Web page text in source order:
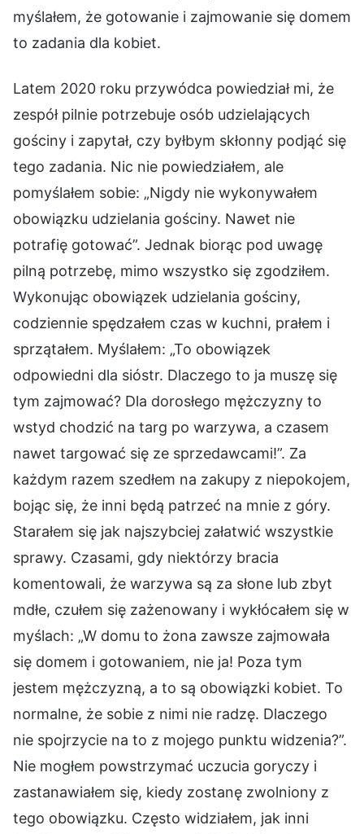
myślałem, że gotowanie i zajmowanie się domem
to zadania dla kobiet.
Latem 2020 roku przywódca powiedział mi, że
zespół pilnie potrzebuje osób udzielających
gościny i zapytał, czy byłbym skłonny podjąć się
tego zadania. Nic nie powiedziałem, ale
pomyślałem sobie: „Nigdy nie wykonywałem
obowiązku udzielania gościny. Nawet nie
potrafię gotować”. Jednak biorąc pod uwagę
pilną potrzebę, mimo wszystko się zgodziłem.
Wykonując obowiązek udzielania gościny,
codziennie spędzałem czas w kuchni, prałem i
sprzątałem. Myślałem: „To obowiązek
odpowiedni dla sióstr. Dlaczego to ja muszę się
tym zajmować? Dla dorosłego mężczyzny to
wstyd chodzić na targ po warzywa, a czasem
nawet targować się ze sprzedawcami!”. Za
każdym razem szedłem na zakupy z niepokojem,
bojąc się, że inni będą patrzeć na mnie z góry.
Starałem się jak najszybciej załatwić wszystkie
sprawy. Czasami, gdy niektórzy bracia
komentowali, że warzywa są za słone lub zbyt
mdłe, czułem się zażenowany i wykłócałem się w
myślach: „W domu to żona zawsze zajmowała
się domem i gotowaniem, nie ja! Poza tym
jestem mężczyzną, a to są obowiązki kobiet. To
normalne, że sobie z nimi nie radzę. Dlaczego
nie spojrzycie na to z mojego punktu widzenia?”.
Nie mogłem powstrzymać uczucia goryczy i
zastanawiałem się, kiedy zostanę zwolniony z
tego obowiązku. Często widziałem, jak inni